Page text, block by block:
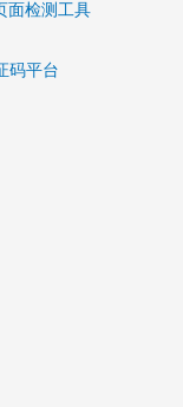
面检测工具
码平台